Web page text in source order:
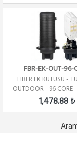
FBR-EK-OUT-96-
FIBER EK KUTUSU -
OUTDOOR - 96 CORE
1,478.88 ₺